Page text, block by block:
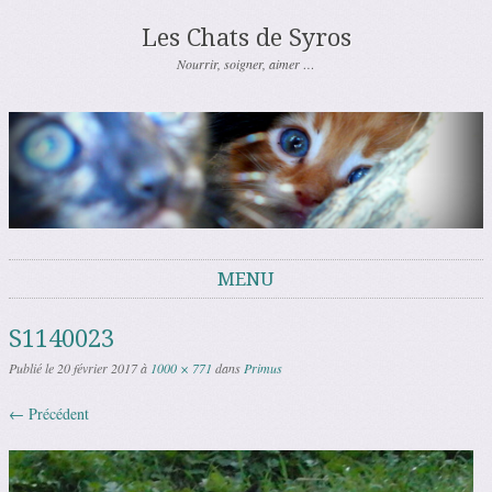
Les Chats de Syros
Nourrir, soigner, aimer …
MENU
S1140023
Publié le20 février 2017à 1000 × 771 dansPrimus
← Précédent